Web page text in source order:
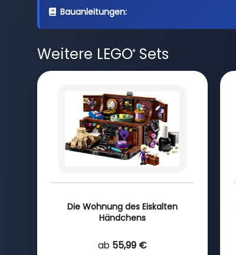
Bauanleitungen:
Weitere LEGO®Sets
Die Wohnung des Eiskalten
Händchens
ab 55,99 €